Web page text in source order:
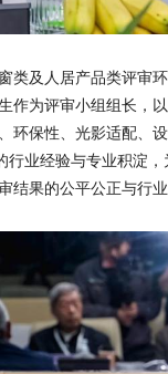
类及人居产品类评审
作为评审小组组长，
环保性、光影适配、
行业经验与专业积淀
结果的公平公正与行业